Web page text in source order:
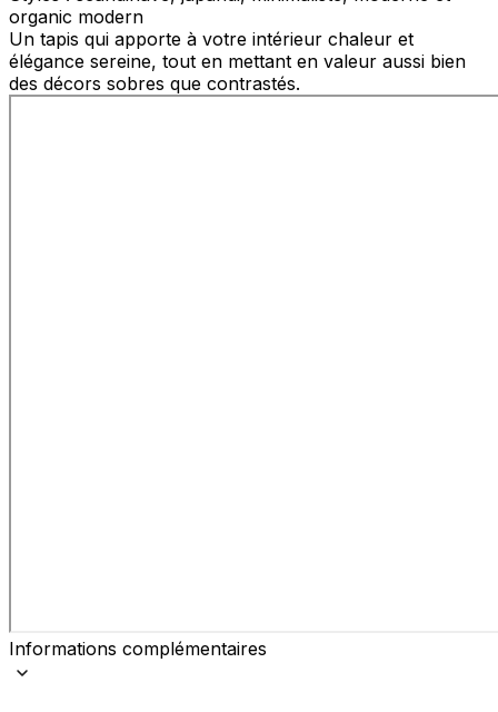
organic modern
Un tapis qui apporte à votre intérieur chaleur et
élégance sereine, tout en mettant en valeur aussi bien
des décors sobres que contrastés.
Informations complémentaires